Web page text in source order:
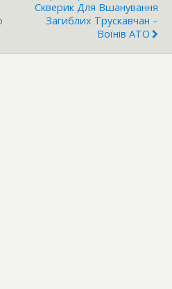
Скверик Для Вшанування
Загиблих Трускавчан –
Воїнів АТО